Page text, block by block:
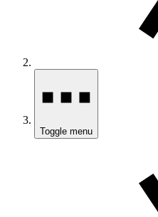
Toggle menu